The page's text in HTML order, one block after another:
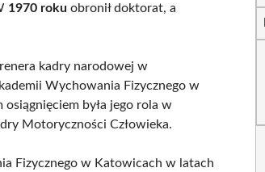
1970 roku obronił doktorat, a
kadry narodowej w
Wychowania Fizycznego w
była jego rola w
Motoryczności Człowieka.
Fizycznego w Katowicach w latach